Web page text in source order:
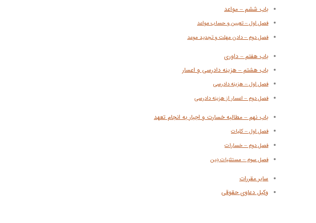
باب ششم – مواعد
فصل اول – تعیین و حساب مواعد
فصل دوم – دادن مهلت و تجدید موعد
باب هفتم – داوری
باب هشتم – هزینه دادرسی و اعسار
فصل اول – هزینه دادرسی
فصل دوم – اعسار از هزینه دادرسی
باب نهم – مطالبه خسارت و اجبار به انجام تعهد
فصل اول – کلیات
فصل دوم – خسارات
فصل سوم – مستثنیات دِ‌ین
سایر مقررات
وکیل دعاوی حقوقی